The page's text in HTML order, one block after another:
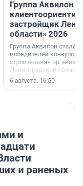
Группа Аквилон
застройщик
области» 2026
Группа Аквилон стала
победителей конкурса
строительная
Ленинградской области
номинации «Самый
застройщик
области».
6 августа, 16:50
и
и раненых